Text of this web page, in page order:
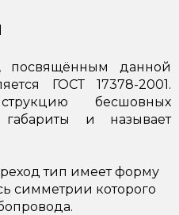
посвящённым данной
ГОСТ 17378-2001.
бесшовных
и называет
тип имеет форму
симметрии которого